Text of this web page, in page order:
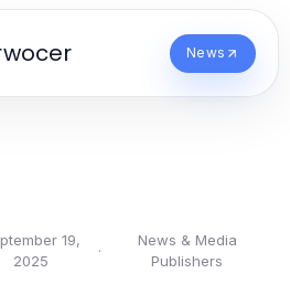
News
19,
2025
·
News & Media
Publishers